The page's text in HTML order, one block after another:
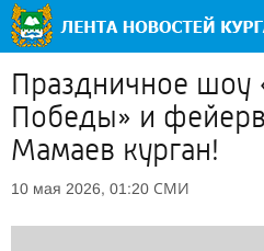
Праздничное шоу
Победы» и
Мамаев курган!
10 мая 2026, 01:20 СМИ